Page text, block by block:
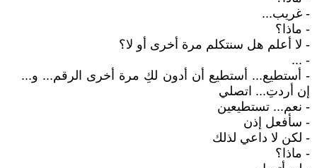
- غريب...
- ماذا؟
- لا أعلم هل سنتكلم مرة أخرى أو لا؟
- ...
- أستطيع... أستطيع أن أدون لكِ مرة أخرى الرقم... و...
إن أردتِ... اتصلي
- نعم... تستطيعين
- سأفعل إذن
- لكن لا داعي لذلك
- ماذا؟